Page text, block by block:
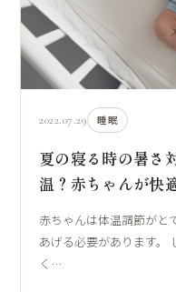
2022.07.29 睡眠
夏の寝る時の暑さ
温？赤ちゃんが快
赤ちゃんは体温調節がと
あげる必要があります。
く…